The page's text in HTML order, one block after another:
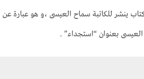
ينشر للكاتبة سماح العيسى ،و هو عبارة عن
بعنوان “استجداء” .